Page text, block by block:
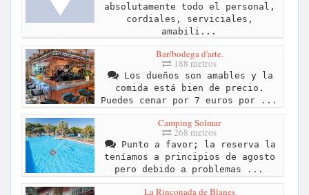
absolutamente todo el personal,
cordiales, serviciales,
amabili...
Bar/bodega d'arte.
188 metros
Los dueños son amables y la
comida está bien de precio.
Puedes cenar por 7 euros por ...
Camping Solmar
268 metros
Punto a favor; la reserva la
teníamos a principios de agosto
pero debido a problemas ...
La Rinconada de Blanes